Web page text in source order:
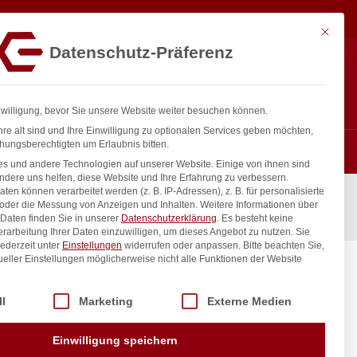
In den Warenkorb
Mit
Datenschutz-Präferenz
bevor Sie unsere Website weiter besuchen können.
alt sind und Ihre Einwilligung zu optionalen Services geben möchten,
um Erlaubnis bitten.
und andere Technologien auf unserer Website. Einige von ihnen sind
uns helfen, diese Website und Ihre Erfahrung zu verbessern.
können verarbeitet werden (z. B. IP-Adressen), z. B. für personalisierte
die Messung von Anzeigen und Inhalten. Weitere Informationen über
finden Sie in unserer Datenschutzerklärung. Es besteht keine
Ihrer Daten einzuwilligen, um dieses Angebot zu nutzen. Sie
unter Einstellungen widerrufen oder anpassen. Bitte beachten Sie,
Einstellungen möglicherweise nicht alle Funktionen der Website
Service-Gruppen, für die eine Einwilligung erteilt werden kann.
Marketing Externe Medien
Einwilligung speichern